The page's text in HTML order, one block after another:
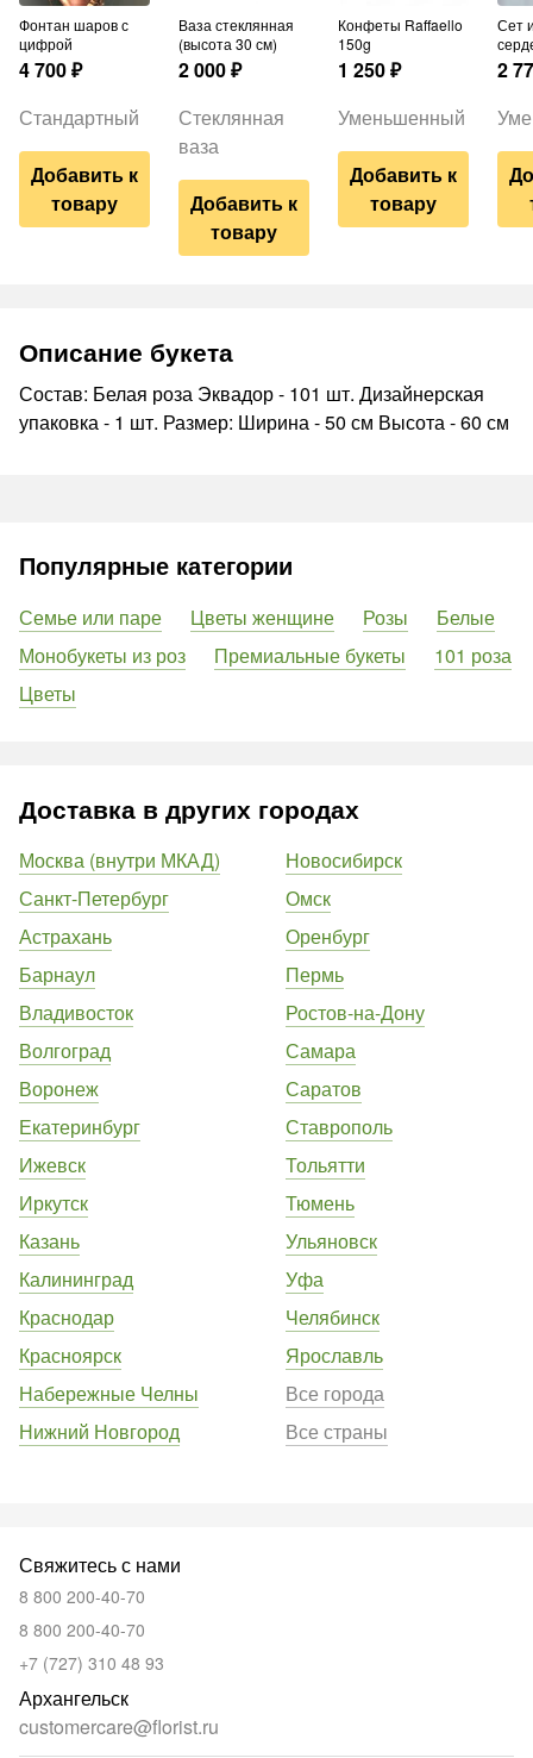
Фонтан шаров с
цифрой
4 700₽
Стандартный
Добавить к
товару
Ваза стеклянная
(высота 30 см)
2 000₽
Стеклянная
ваза
Добавить к
товару
Конфеты Raffaello
150g
1 250₽
Уменьшенный
Добавить к
товару
Сет из 5 шаров-
2
Описание букета
Состав: Белая роза Эквадор - 101 шт. Дизайнерская
упаковка - 1 шт. Размер: Ширина - 50 см Высота - 60 см
Популярные категории
Семье или паре Цветы женщине Розы
Белые
Монобукеты из роз
Премиальные букеты
101 роза
Цветы
Доставка в других городах
Москва (внутри МКАД)
Санкт-Петербург
Астрахань
Барнаул
Владивосток
Волгоград
Воронеж
Екатеринбург
Ижевск
Иркутск
Казань
Калининград
Краснодар
Красноярск
Набережные Челны
Нижний Новгород
Новосибирск
Омск
Оренбург
Пермь
Ростов-на-Дону
Самара
Саратов
Ставрополь
Тольятти
Тюмень
Ульяновск
Уфа
Челябинск
Ярославль
Все города
Все страны
Свяжитесь с нами
8 800 200-40-70
8 800 200-40-70
+7 (727) 310 48 93
Архангельск
customercare@florist.ru